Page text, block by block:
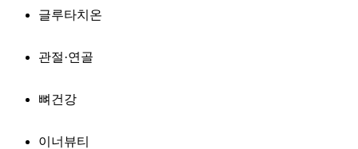
글루타치온
관절·연골
뼈건강
이너뷰티